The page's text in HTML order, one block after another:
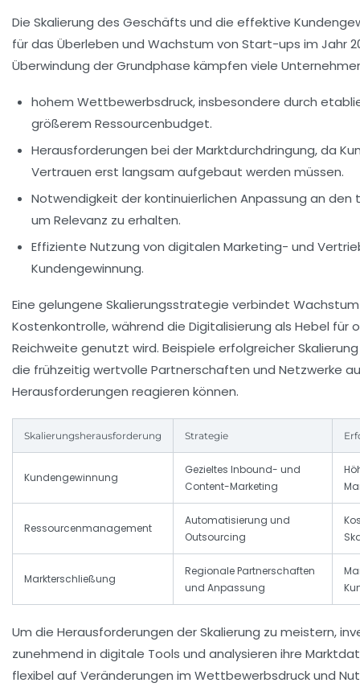
Die Skalierung des Geschäfts und die effektive
für das Überleben und Wachstum von Start-ups im Jahr
Überwindung der Grundphase kämpfen viele
hohem Wettbewerbsdruck, insbesondere durch
größerem Ressourcenbudget.
Herausforderungen bei der Marktdurchdringung, da
Vertrauen erst langsam aufgebaut werden müssen.
Notwendigkeit der kontinuierlichen Anpassung an den
um Relevanz zu erhalten.
Effiziente Nutzung von digitalen Marketing- und
Kundengewinnung.
Eine gelungene Skalierungsstrategie verbindet
Kostenkontrolle, während die Digitalisierung als Hebel für
Reichweite genutzt wird. Beispiele erfolgreicher
die frühzeitig wertvolle Partnerschaften und Netzwerke
Herausforderungen reagieren können.
Skalierungsherausforderung Strategie
Kundengewinnung
Gezieltes Inbound- und
Content-Marketing
Ressourcenmanagement
Automatisierung und
Outsourcing
Markterschließung
Regionale Partnerschaften
und Anpassung
Um die Herausforderungen der Skalierung zu meistern,
zunehmend in digitale Tools und analysieren ihre
flexibel auf Veränderungen im Wettbewerbsdruckund